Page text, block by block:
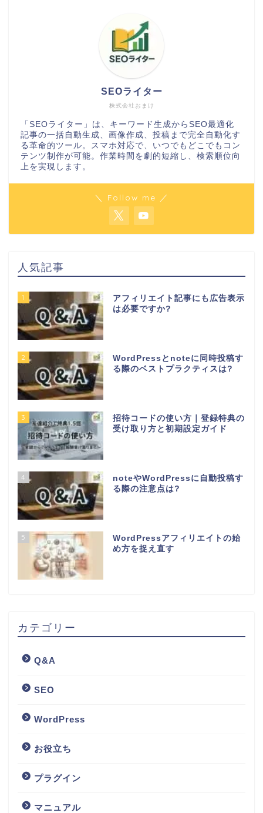
株式会社おまけ
SEOライター
「SEOライター」は、キーワード生成からSEO最適化
記事の一括自動生成、画像作成、投稿まで完全自動化す
る革命的ツール。スマホ対応で、いつでもどこでもコン
テンツ制作が可能。作業時間を劇的短縮し、検索順位向
上を実現します。
＼ Follow me ／
人気記事
1
アフィリエイト記事にも広告表示
は必要ですか?
2
WordPressとnoteに同時投稿す
る際のベストプラクティスは?
3
招待コードの使い方｜登録特典の
受け取り方と初期設定ガイド
4
noteやWordPressに自動投稿す
る際の注意点は?
5
WordPressアフィリエイトの始
め方を捉え直す
カテゴリー
Q&A
SEO
WordPress
お役立ち
プラグイン
マニュアル